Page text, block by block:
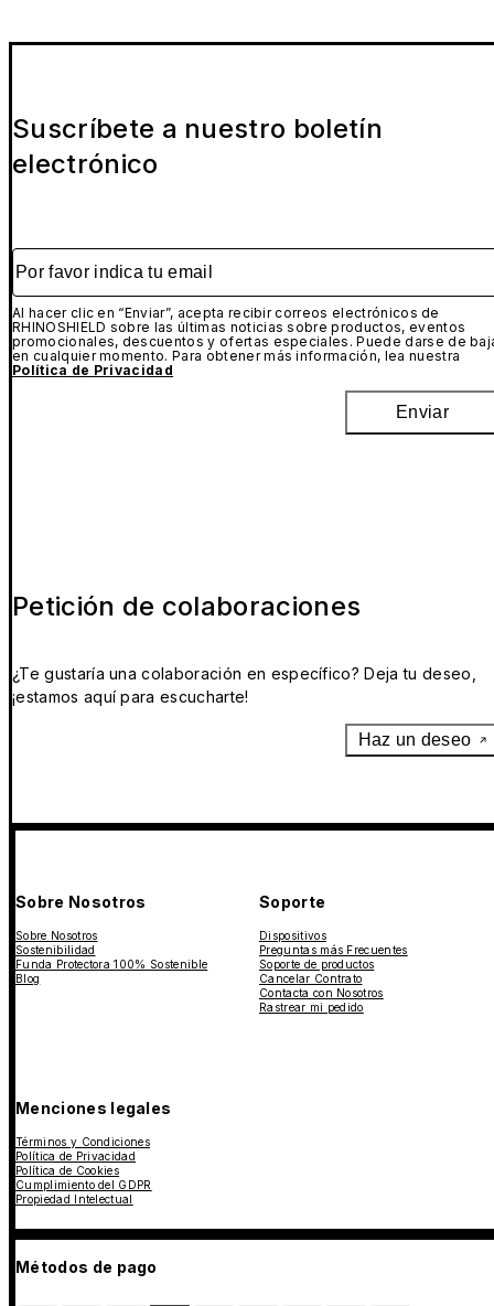
Suscríbete a nuestro boletín
electrónico
Por favor indica tu email
Al hacer clic en “Enviar”, acepta recibir correos electrónicos de
RHINOSHIELD sobre las últimas noticias sobre productos, eventos
promocionales, descuentos y ofertas especiales. Puede darse de
en cualquier momento. Para obtener más información, lea nuestra
Política de Privacidad
Enviar
Petición de colaboraciones
¿Te gustaría una colaboración en específico? Deja tu deseo,
¡estamos aquí para escucharte!
Haz un deseo
Sobre Nosotros
Sobre Nosotros
Sostenibilidad
Funda Protectora 100% Sostenible
Blog
Soporte
Dispositivos
Preguntas más Frecuentes
Soporte de productos
Cancelar Contrato
Contacta con Nosotros
Rastrear mi pedido
Menciones legales
Términos y Condiciones
Política de Privacidad
Política de Cookies
Cumplimiento del GDPR
Propiedad Intelectual
Métodos de pago